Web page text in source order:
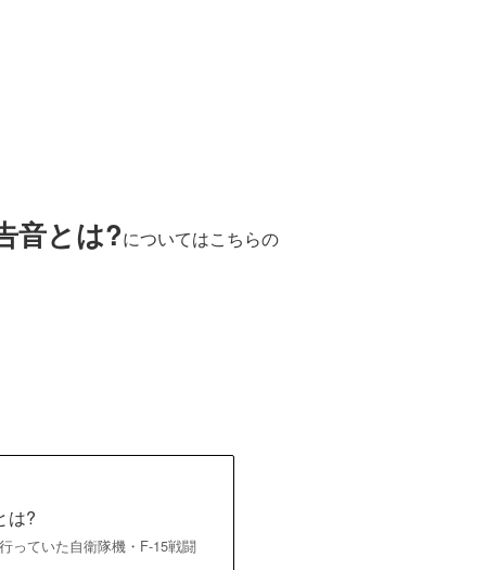
音とは?についてはこちらの
は?
っていた自衛隊機・F-15戦闘